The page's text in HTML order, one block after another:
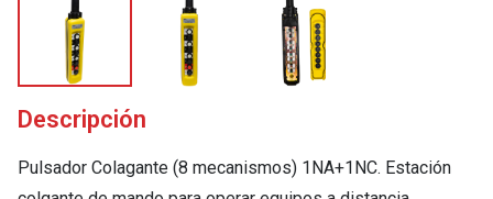
Descripción
Pulsador Colagante (8 mecanismos) 1NA+1NC. Estación